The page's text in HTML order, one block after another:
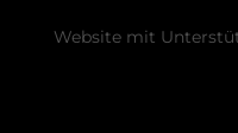
Website mit